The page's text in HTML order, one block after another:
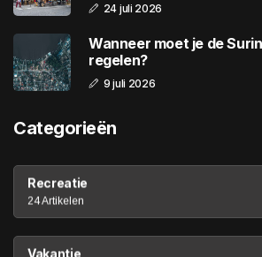
24 juli 2026
Wanneer moet je de
regelen?
9 juli 2026
Categorieën
Recreatie
24 Artikelen
Vakantie